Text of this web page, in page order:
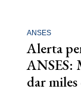
ANSES
Alerta
ANSES:
dar